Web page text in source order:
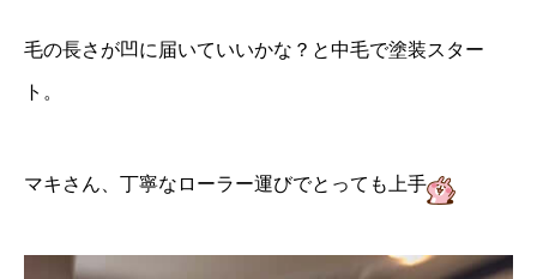
毛の長さが凹に届いていいかな？と中毛で塗装スター
ト。
マキさん、丁寧なローラー運びでとっても上手